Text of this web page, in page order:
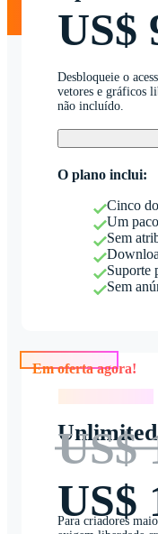
US$
Desbloqueie o
vetores e gráficos
não incluído.
O plano inclui:
Cinco
Um
Sem
Suporte
Sem
Unlimited
US$
US$
Para criadores